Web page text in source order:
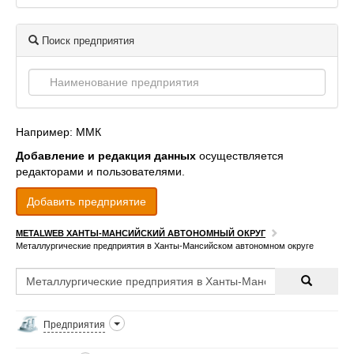
Поиск предприятия
Например: ММК
Добавление и редакция данных осуществляется
редакторами и пользователями.
Добавить предприятие
METALWEB ХАНТЫ-МАНСИЙСКИЙ АВТОНОМНЫЙ ОКРУГ
Металлургические предприятия в Ханты-Мансийском автономном округе
Предприятия